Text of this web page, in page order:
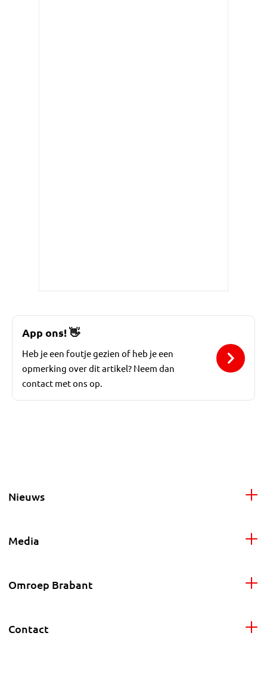
App ons!👋
Heb je een foutje gezien of heb je een
opmerking over dit artikel? Neem dan
contact met ons op.
Nieuws
Media
Omroep Brabant
Contact